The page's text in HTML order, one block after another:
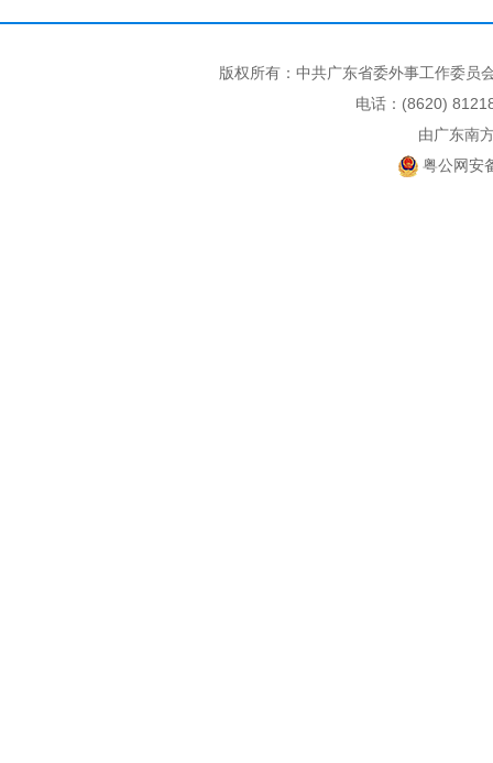
版权所有：中共广东省委外事工作委
电话：(8620)
由广东南
粤公网安